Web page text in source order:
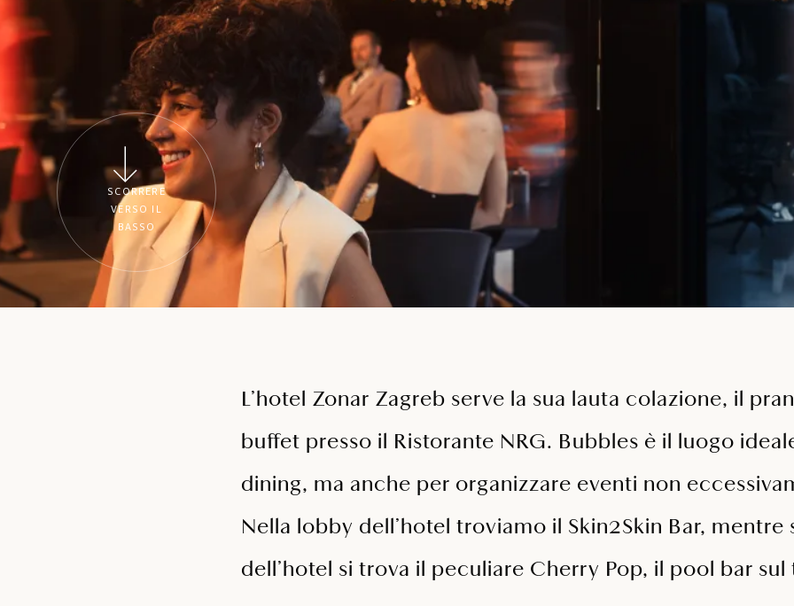
SCORRERE
VERSO IL
BASSO
L’hotel Zonar Zagreb serve la sua lauta colazione, il
buffet presso il Ristorante NRG. Bubbles è il luogo
dining, ma anche per organizzare eventi non
Nella lobby dell’hotel troviamo il Skin2Skin Bar, mentre
dell’hotel si trova il peculiare Cherry Pop, il pool bar sul